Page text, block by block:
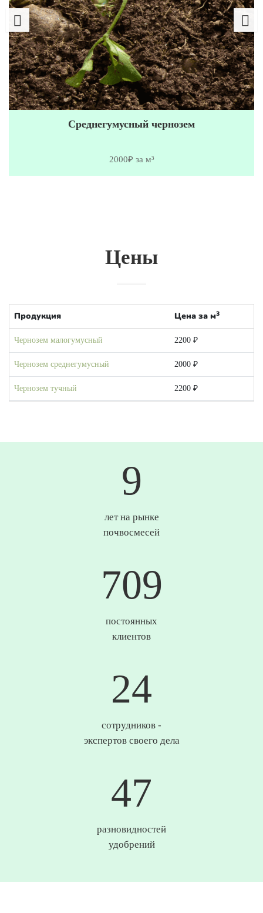
Среднегумусный чернозем
2000₽ за м³
Цены
Продукция Цена за м3
Чернозем малогумусный 2200 ₽
Чернозем среднегумусный 2000 ₽
Чернозем тучный 2200 ₽
10
лет на рынке
почвосмесей
737
постоянных
клиентов
25
сотрудников -
экспертов своего дела
49
разновидностей
удобрений